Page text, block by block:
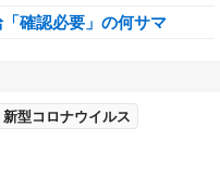
確認必要」の何サマ
新型コロナウイルス